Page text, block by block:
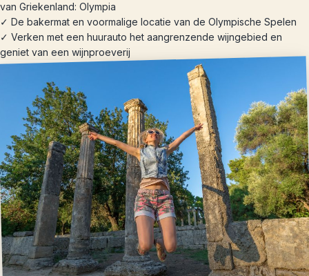
van Griekenland: Olympia
✓ De bakermat en voormalige locatie van de Olympische Spelen
✓ Verken met een huurauto het aangrenzende wijngebied en
geniet van een wijnproeverij